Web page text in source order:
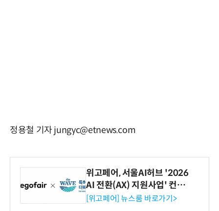
정용철 기자 jungyc@etnews.com
위고페어, 서울AI허브 '2026
AI 전환(AX) 지원사업' 컨소
시엄 선정
[위고페어] 뉴스룸 바로가기>